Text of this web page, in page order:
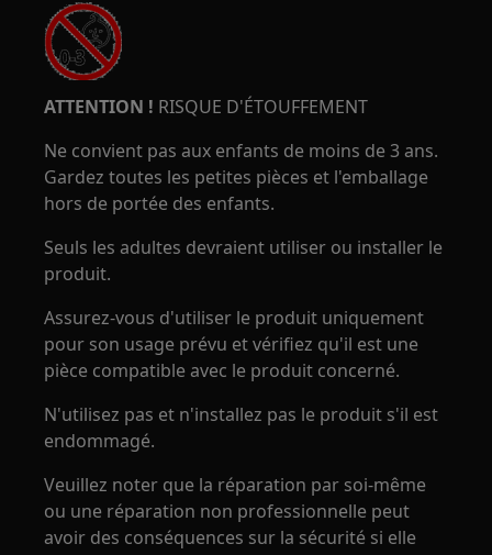
ATTENTION ! RISQUE D'ÉTOUFFEMENT
Ne convient pas aux enfants de moins de 3 ans.
Gardez toutes les petites pièces et l'emballage
hors de portée des enfants.
Seuls les adultes devraient utiliser ou installer le
produit.
Assurez-vous d'utiliser le produit uniquement
pour son usage prévu et vérifiez qu'il est une
pièce compatible avec le produit concerné.
N'utilisez pas et n'installez pas le produit s'il est
endommagé.
Veuillez noter que la réparation par soi-même
ou une réparation non professionnelle peut
avoir des conséquences sur la sécurité si elle